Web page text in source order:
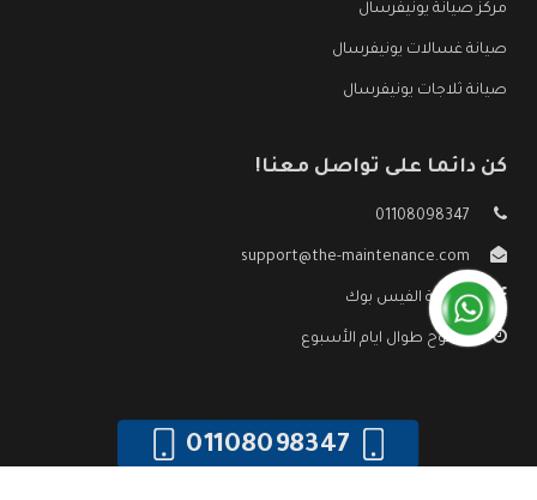
مركز صيانة يونيفرسال
صيانة غسالات يونيفرسال
صيانة ثلاجات يونيفرسال
كن دائما على تواصل معنا!
01108098347
support@the-maintenance.com
صفحة الفيس بوك
مفتوح طوال ايام الأسبوع
01108098347